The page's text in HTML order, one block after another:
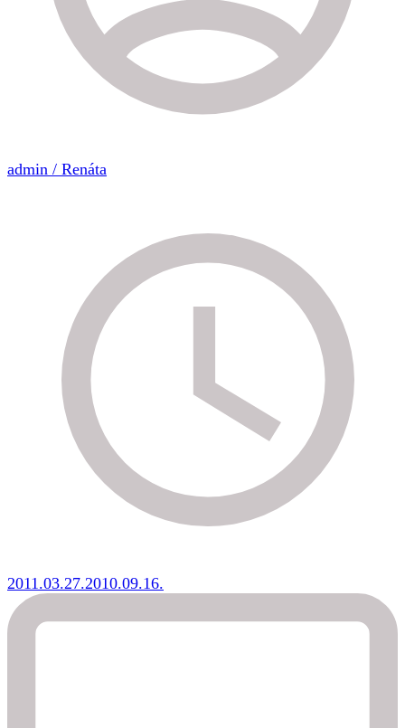
admin / Renáta
2011.03.27.2010.09.16.